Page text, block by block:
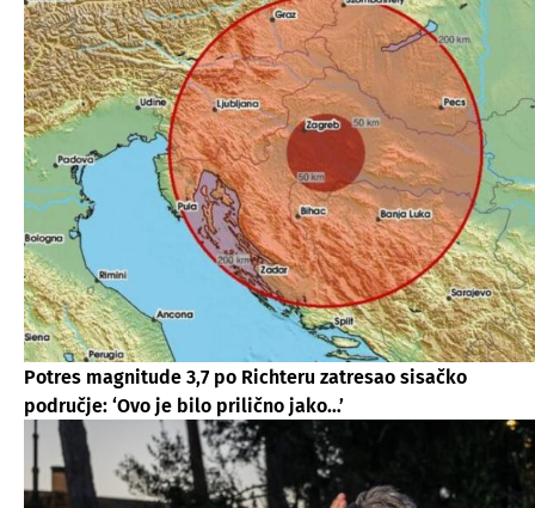
Potres magnitude 3,7 po Richteru zatresao sisačko
područje: ‘Ovo je bilo prilično jako…’